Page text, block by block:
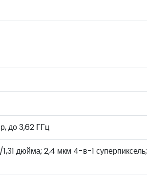
до 3,62 ГГц
дюйма; 2,4 мкм 4-в-1 суперпиксель;